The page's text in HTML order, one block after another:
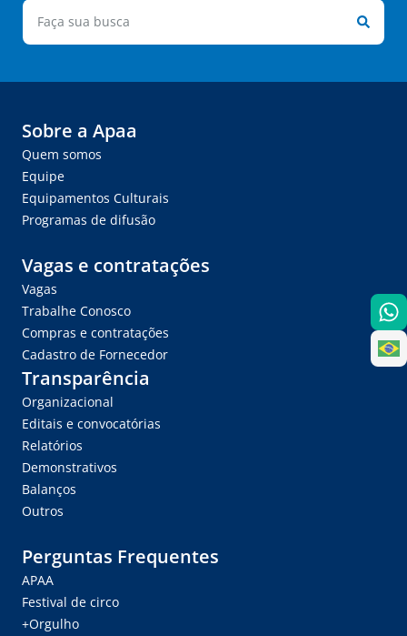
Sobre a Apaa
Quem somos
Equipe
Equipamentos Culturais
Programas de difusão
Vagas e contratações
Vagas
Trabalhe Conosco
Compras e contratações
Cadastro de Fornecedor
Transparência
Organizacional
Editais e convocatórias
Relatórios
Demonstrativos
Balanços
Outros
Perguntas Frequentes
APAA
Festival de circo
+Orgulho